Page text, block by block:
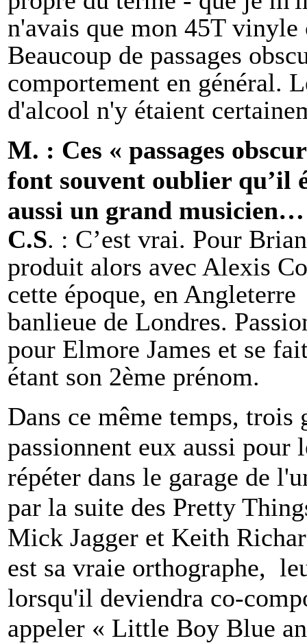
n'avais que mon 45T
Beaucoup de passages
comportement en général.
d'alcool n'y étaient
M. : Ces « passages
font souvent oublier qu’il
aussi un grand musicien…
C.S. : C’est vrai. Pour
produit alors avec Alexis
cette époque, en
banlieue de Londres.
pour Elmore James et se
étant son 2ème prénom.
Dans ce même temps,
passionnent eux aussi pour
répéter dans le garage de
par la suite des Pretty
Mick Jagger et Keith
est sa vraie orthographe,
lorsqu'il deviendra co-
appeler « Little Boy Blue